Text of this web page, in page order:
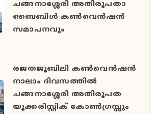
ചങ്ങനാശ്ശേരി അതിരൂപതാ
ബൈബിൾ കൺവെൻഷൻ
സമാപനവും
രജതജൂബിലി കൺവെൻഷൻ
നാലാം ദിവസത്തിൽ
ചങ്ങനാശ്ശേരി അതിരൂപത
യൂക്കരിസ്റ്റിക് കോൺഗ്രസ്സും